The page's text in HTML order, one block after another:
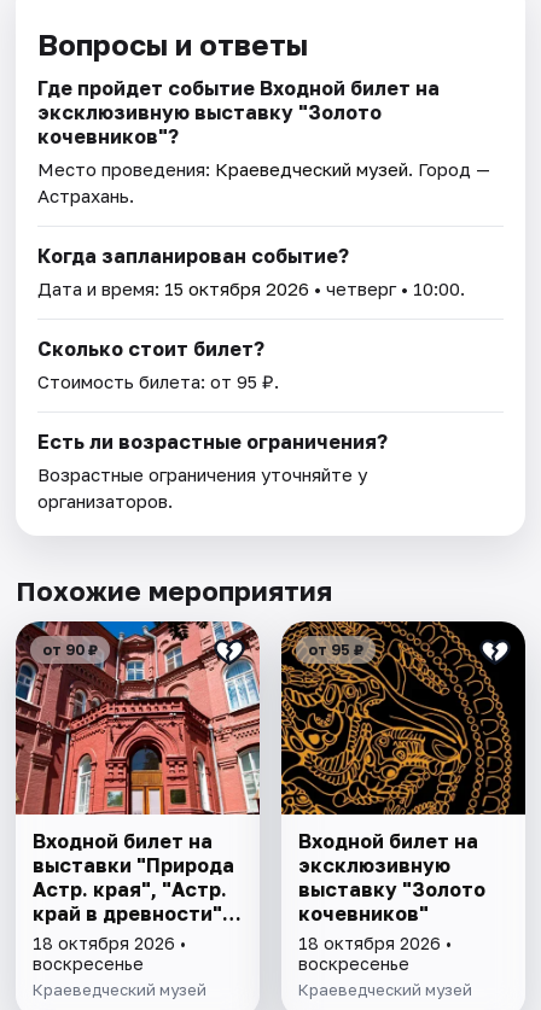
Вопросы и ответы
Где пройдет событие Входной билет на
эксклюзивную выставку "Золото
кочевников"?
Место проведения: Краеведческий музей. Город —
Астрахань.
Когда запланирован событие?
Дата и время: 15 октября 2026 • четверг • 10:00.
Сколько стоит билет?
Стоимость билета: от 95 ₽.
Есть ли возрастные ограничения?
Возрастные ограничения уточняйте у
организаторов.
Похожие мероприятия
от 90 ₽
Входной билет на
выставки "Природа
Астр. края", "Астр.
край в древности",
"Заселение Астр.
края"
18 октября 2026 •
воскресенье
Краеведческий музей
от 95 ₽
Входной билет на
эксклюзивную
выставку "Золото
кочевников"
18 октября 2026 •
воскресенье
Краеведческий музей